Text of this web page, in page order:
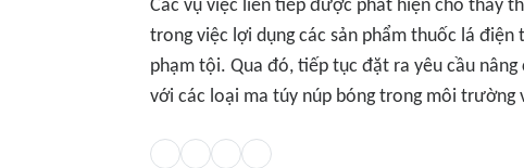
Các vụ việc liên tiếp được phát hiện cho thấy
trong việc lợi dụng các sản phẩm thuốc lá
phạm tội. Qua đó, tiếp tục đặt ra yêu cầu
với các loại ma túy núp bóng trong môi trường